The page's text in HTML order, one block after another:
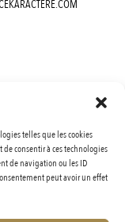
telles que les cookies
consentir à ces technologies
de navigation ou les ID
peut avoir un effet
AUX MINEURS DE MOINS
de la vente en ligne.